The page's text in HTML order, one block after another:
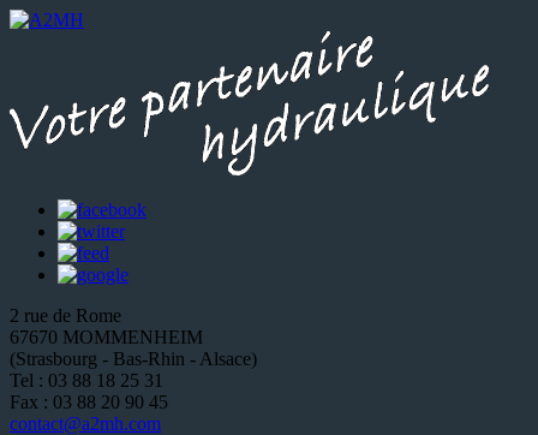
2 rue de Rome
67670 MOMMENHEIM
(Strasbourg - Bas-Rhin - Alsace)
Tel : 03 88 18 25 31
Fax : 03 88 20 90 45
contact@a2mh.com